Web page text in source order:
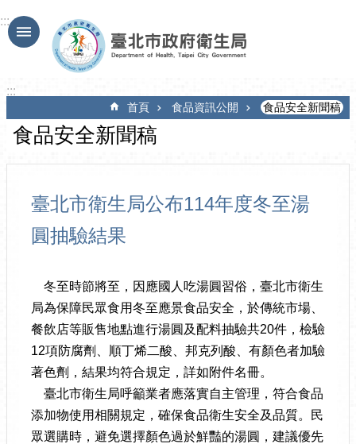
跳到主要內容區塊
:::
:::
首頁 食品資訊公開 食品安全新聞稿
食品安全新聞稿
臺北市衛生局公布114年度冬至湯
圓抽驗結果
冬至時節將至，因應國人吃湯圓習俗，臺北市衛生
局為保障民眾食用冬至應景食品安全，於傳統市場、
餐飲店等販售地點進行湯圓及配料抽驗共20件，檢驗
12項防腐劑、順丁烯二酸、邦克列酸、有顏色者加驗
著色劑，結果均符合規定，詳如附件名冊。
臺北市衛生局呼籲業者應落實自主管理，符合食品
添加物使用相關規定，確保食品衛生安全及品質。民
眾選購時，避免選擇顏色過於鮮豔的湯圓，建議優先